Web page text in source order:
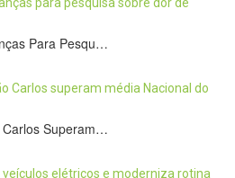
Para Pesqu…
Carlos Superam…